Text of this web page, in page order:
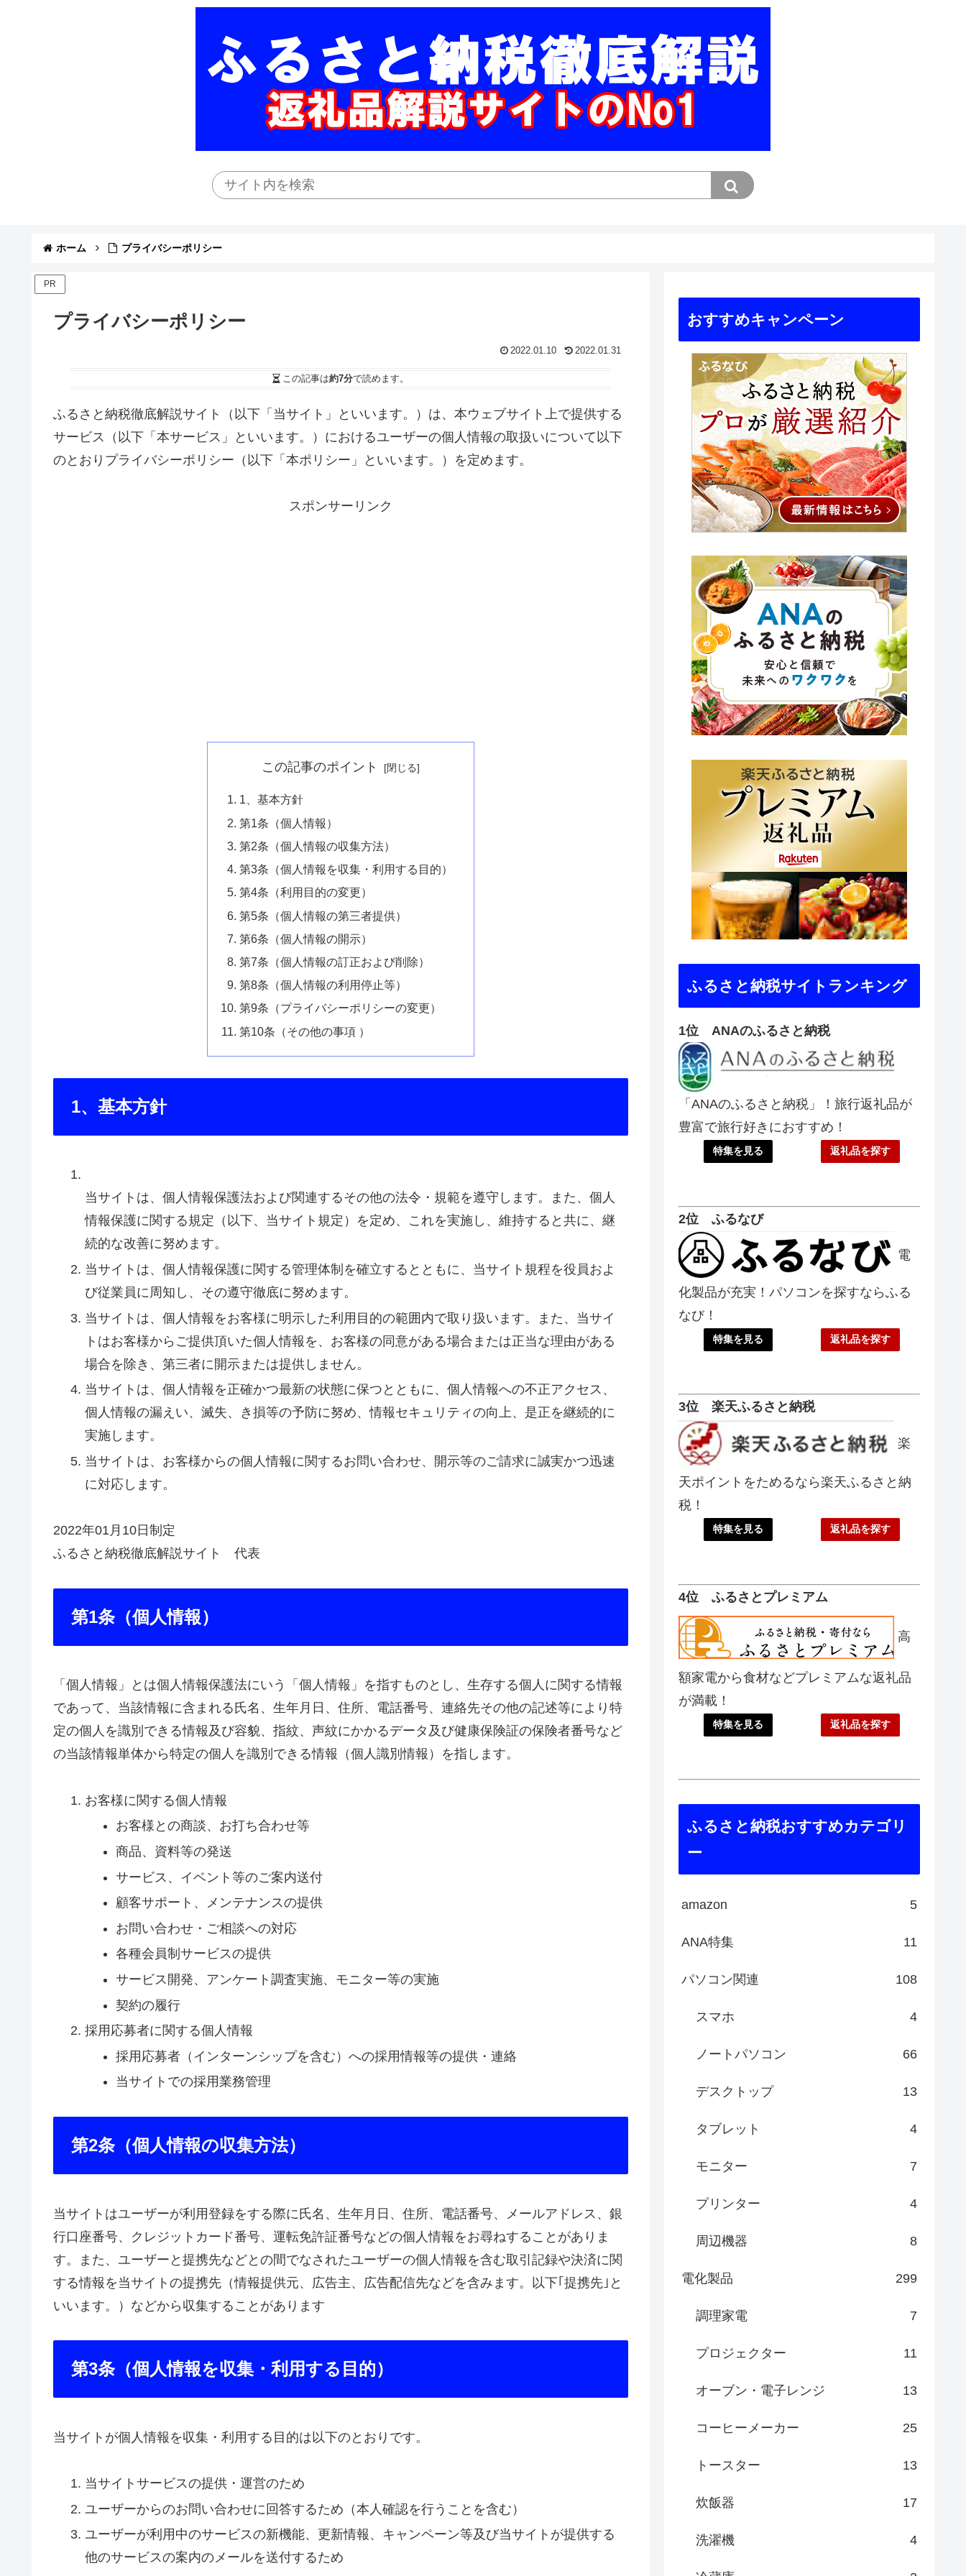
ホーム プライバシーポリシー
PR
プライバシーポリシー
2022.01.10 2022.01.31
この記事は約7分で読めます。
ふるさと納税徹底解説サイト（以下「当サイト」といいます。）は、本ウェブサイト上で提供する
サービス（以下「本サービス」といいます。）におけるユーザーの個人情報の取扱いについて以下
のとおりプライバシーポリシー（以下「本ポリシー」といいます。）を定めます。
スポンサーリンク
この記事のポイント
1、基本方針
第1条（個人情報）
第2条（個人情報の収集方法）
第3条（個人情報を収集・利用する目的）
第4条（利用目的の変更）
第5条（個人情報の第三者提供）
第6条（個人情報の開示）
第7条（個人情報の訂正および削除）
第8条（個人情報の利用停止等）
第9条（プライバシーポリシーの変更）
第10条（その他の事項 ）
1、基本方針
当サイトは、個人情報保護法および関連するその他の法令・規範を遵守します。また、個人
情報保護に関する規定（以下、当サイト規定）を定め、これを実施し、維持すると共に、継
続的な改善に努めます。
当サイトは、個人情報保護に関する管理体制を確立するとともに、当サイト規程を役員およ
び従業員に周知し、その遵守徹底に努めます。
当サイトは、個人情報をお客様に明示した利用目的の範囲内で取り扱います。また、当サイ
トはお客様からご提供頂いた個人情報を、お客様の同意がある場合または正当な理由がある
場合を除き、第三者に開示または提供しません。
当サイトは、個人情報を正確かつ最新の状態に保つとともに、個人情報への不正アクセス、
個人情報の漏えい、滅失、き損等の予防に努め、情報セキュリティの向上、是正を継続的に
実施します。
当サイトは、お客様からの個人情報に関するお問い合わせ、開示等のご請求に誠実かつ迅速
に対応します。
2022年01月10日制定
ふるさと納税徹底解説サイト 代表
第1条（個人情報）
「個人情報」とは個人情報保護法にいう「個人情報」を指すものとし、生存する個人に関する情報
であって、当該情報に含まれる氏名、生年月日、住所、電話番号、連絡先その他の記述等により特
定の個人を識別できる情報及び容貌、指紋、声紋にかかるデータ及び健康保険証の保険者番号など
の当該情報単体から特定の個人を識別できる情報（個人識別情報）を指します。
お客様に関する個人情報
お客様との商談、お打ち合わせ等
商品、資料等の発送
サービス、イベント等のご案内送付
顧客サポート、メンテナンスの提供
お問い合わせ・ご相談への対応
各種会員制サービスの提供
サービス開発、アンケート調査実施、モニター等の実施
契約の履行
採用応募者に関する個人情報
採用応募者（インターンシップを含む）への採用情報等の提供・連絡
当サイトでの採用業務管理
第2条（個人情報の収集方法）
当サイトはユーザーが利用登録をする際に氏名、生年月日、住所、電話番号、メールアドレス、銀
行口座番号、クレジットカード番号、運転免許証番号などの個人情報をお尋ねすることがありま
す。また、ユーザーと提携先などとの間でなされたユーザーの個人情報を含む取引記録や決済に関
する情報を当サイトの提携先（情報提供元、広告主、広告配信先などを含みます。以下｢提携先｣と
いいます。）などから収集することがあります
第3条（個人情報を収集・利用する目的）
当サイトが個人情報を収集・利用する目的は以下のとおりです。
当サイトサービスの提供・運営のため
ユーザーからのお問い合わせに回答するため（本人確認を行うことを含む）
ユーザーが利用中のサービスの新機能、更新情報、キャンペーン等及び当サイトが提供する
他のサービスの案内のメールを送付するため
おすすめキャンペーン
ふるさと納税サイトランキング
1位 ANAのふるさと納税
「ANAのふるさと納税」！旅行返礼品が
豊富で旅行好きにおすすめ！
特集を見る 返礼品を探す
2位 ふるなび
電
化製品が充実！パソコンを探すならふる
なび！
特集を見る 返礼品を探す
3位 楽天ふるさと納税
楽
天ポイントをためるなら楽天ふるさと納
税！
特集を見る 返礼品を探す
4位 ふるさとプレミアム
高
額家電から食材などプレミアムな返礼品
が満載！
特集を見る 返礼品を探す
ふるさと納税おすすめカテゴリ
ー
amazon 5
ANA特集 11
パソコン関連 108
スマホ 4
ノートパソコン 66
デスクトップ 13
タブレット 4
モニター 7
プリンター 4
周辺機器 8
電化製品 299
調理家電 7
プロジェクター 11
オーブン・電子レンジ 13
コーヒーメーカー 25
トースター 13
炊飯器 17
洗濯機 4